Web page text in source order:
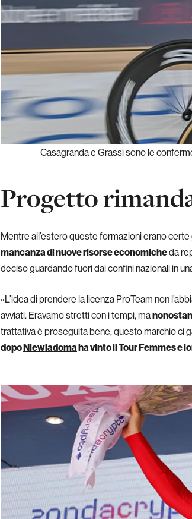
Casagranda e Grassi sono le
Progetto
Mentre all’estero queste formazioni erano
mancanza di nuove risorse economicheda
deciso guardando fuori dai confini nazionali in
«L’idea di prendere la licenza ProTeam non
avviati. Eravamo stretti con i tempi, ma
trattativa è proseguita bene, questo marchio ci
dopoNiewiadomaha vinto il Tour Femmes e